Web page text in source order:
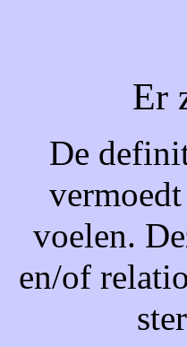
Er
De
voelen.
en/of